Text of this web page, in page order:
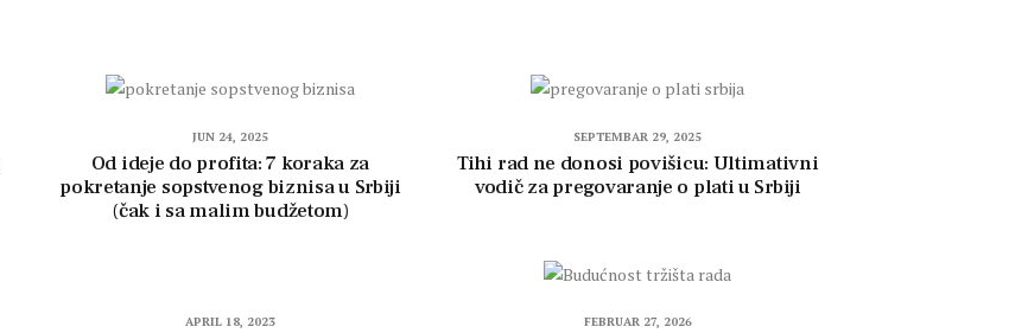
JUN 24, 2025
Od ideje do profita: 7 koraka za
pokretanje sopstvenog biznisa u Srbiji
(čak i sa malim budžetom)
SEPTEMBAR 29, 2025
Tihi rad ne donosi povišicu: Ultimativni
vodič za pregovaranje o plati u Srbiji
APRIL 18, 2023 FEBRUAR 27, 2026